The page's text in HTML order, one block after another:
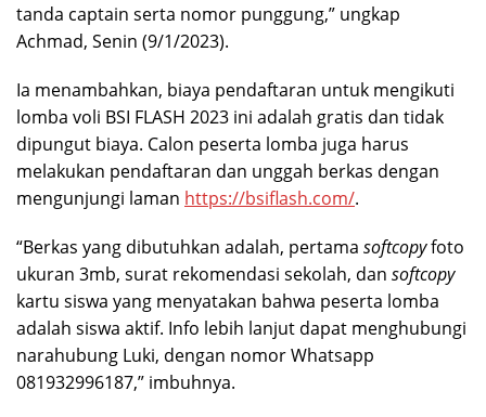
tanda captain serta nomor punggung,” ungkap
Achmad, Senin (9/1/2023).
Ia menambahkan, biaya pendaftaran untuk mengikuti
lomba voli BSI FLASH 2023 ini adalah gratis dan tidak
dipungut biaya. Calon peserta lomba juga harus
melakukan pendaftaran dan unggah berkas dengan
mengunjungi laman https://bsiflash.com/.
“Berkas yang dibutuhkan adalah, pertama softcopyfoto
ukuran 3mb, surat rekomendasi sekolah, dan softcopy
kartu siswa yang menyatakan bahwa peserta lomba
adalah siswa aktif. Info lebih lanjut dapat menghubungi
narahubung Luki, dengan nomor Whatsapp
081932996187,” imbuhnya.